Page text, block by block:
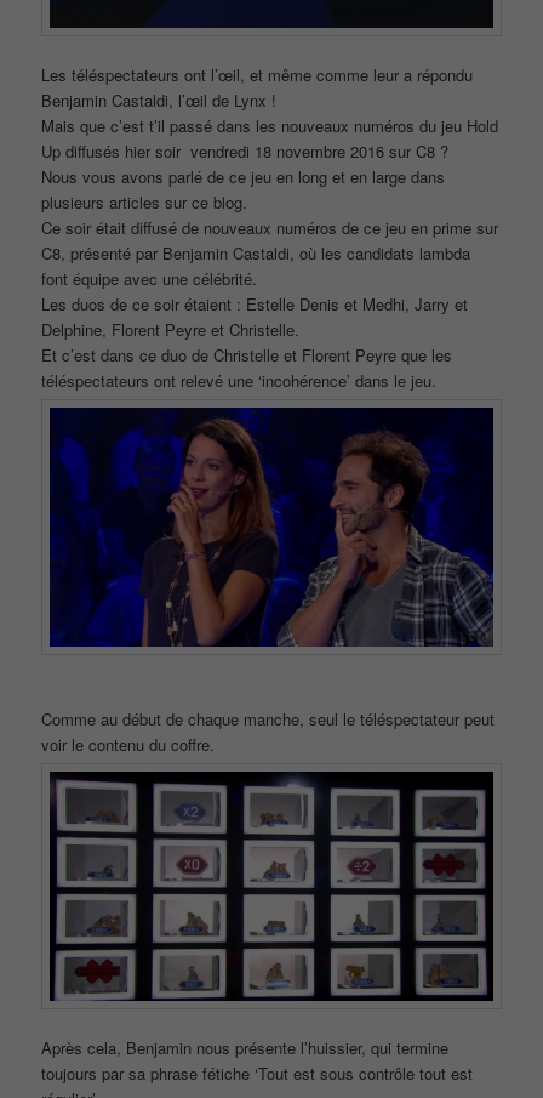
Les téléspectateurs ont l’œil, et même comme leur a répondu
Benjamin Castaldi, l’œil de Lynx !
Mais que c’est t’il passé dans les nouveaux numéros du jeu Hold
Up diffusés hier soir vendredi 18 novembre 2016 sur C8 ?
Nous vous avons parlé de ce jeu en long et en large dans
plusieurs articles sur ce blog.
Ce soir était diffusé de nouveaux numéros de ce jeu en prime sur
C8, présenté par Benjamin Castaldi, où les candidats lambda
font équipe avec une célébrité.
Les duos de ce soir étaient : Estelle Denis et Medhi, Jarry et
Delphine, Florent Peyre et Christelle.
Et c’est dans ce duo de Christelle et Florent Peyre que les
téléspectateurs ont relevé une ‘incohérence’ dans le jeu.
Comme au début de chaque manche, seul le téléspectateur peut
voir le contenu du coffre.
Après cela, Benjamin nous présente l’huissier, qui termine
toujours par sa phrase fétiche ‘Tout est sous contrôle tout est